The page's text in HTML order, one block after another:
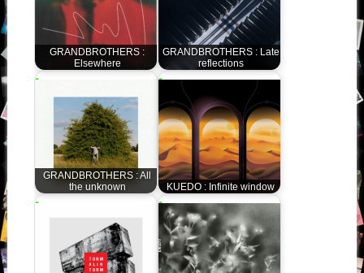
GRANDBROTHERS :
Elsewhere
GRANDBROTHERS : Late
reflections
GRANDBROTHERS : All
the unknown
KUEDO : Infinite window